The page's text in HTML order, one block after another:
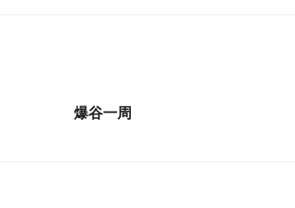
爆谷一周